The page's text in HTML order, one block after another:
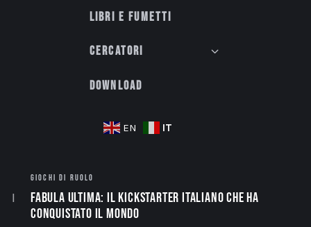
Libri e fumetti
Cercatori
Download
EN IT
GIOCHI DI RUOLO
Fabula Ultima: il Kickstarter italiano che ha
conquistato il mondo